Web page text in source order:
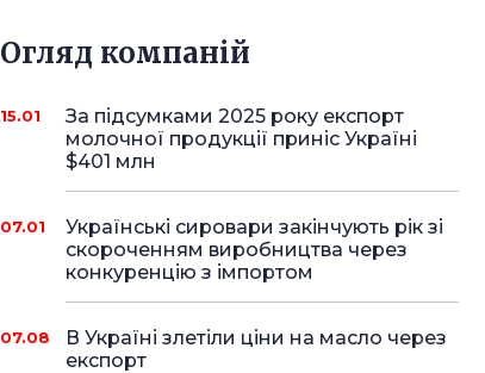
Огляд компаній
15.01
За підсумками 2025 року експорт
молочної продукції приніс Україні
$401 млн
07.01
Українські сировари закінчують рік зі
скороченням виробництва через
конкуренцію з імпортом
07.08
В Україні злетіли ціни на масло через
експорт